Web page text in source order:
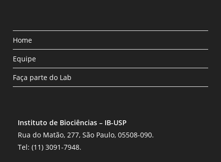
Home
Equipe
Faça parte do Lab
Instituto de Biociências – IB-USP
Rua do Matão, 277, São Paulo, 05508-090.
Tel: (11) 3091-7948.